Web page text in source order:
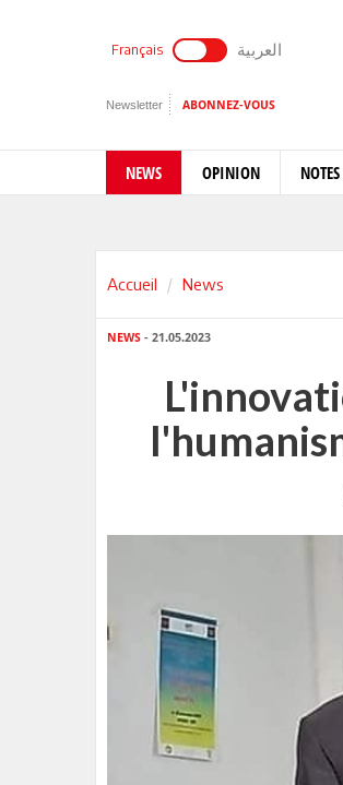
Français العربية
Newsletter ABONNEZ-VOUS
NEWS OPINION
Accueil News
NEWS - 21.05.2023